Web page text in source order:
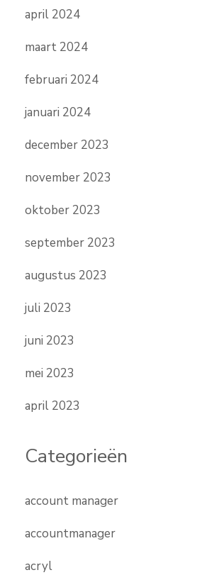
april 2024
maart 2024
februari 2024
januari 2024
december 2023
november 2023
oktober 2023
september 2023
augustus 2023
juli 2023
juni 2023
mei 2023
april 2023
Categorieën
account manager
accountmanager
acryl